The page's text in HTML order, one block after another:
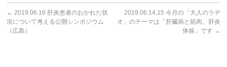
← 2019.06.16 肝炎患者のおかれた状
況について考える公開シンポジウム
（広島）
2019.06.14,15 今月の「大人のラヂ
オ」のテーマは「肝臓病と筋肉、肝炎
体操」です →